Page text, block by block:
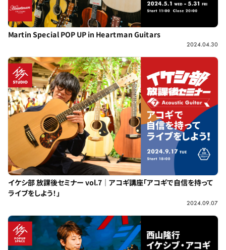
Martin Special POP UP in Heartman Guitars
2024.04.30
イケシ部 放課後セミナー vol.7｜アコギ講座「アコギで自信を持って
ライブをしよう！」
2024.09.07